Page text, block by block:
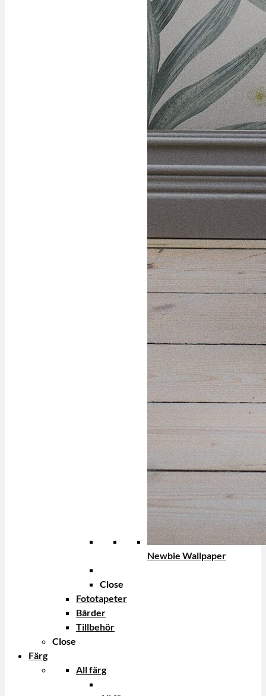
Newbie Wallpaper
Close
Fototapeter
Bårder
Tillbehör
Close
Färg
All färg